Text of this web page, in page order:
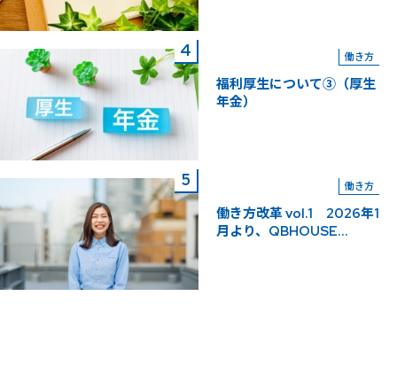
働き方
福利厚生について③（厚生
年金）
働き方
働き方改革 vol.1 2026年1
月より、QBHOUSE...